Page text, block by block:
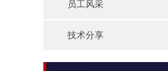
员工风采
技术分享